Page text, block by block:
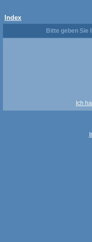
Index
Bitte geben Sie
Ich